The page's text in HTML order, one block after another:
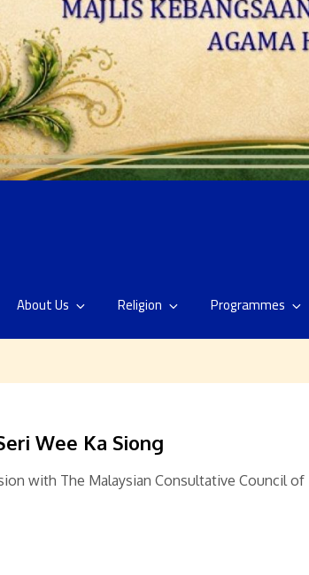
About Us Religion Programmes
Wee Ka Siong
with The Malaysian Consultative Council of